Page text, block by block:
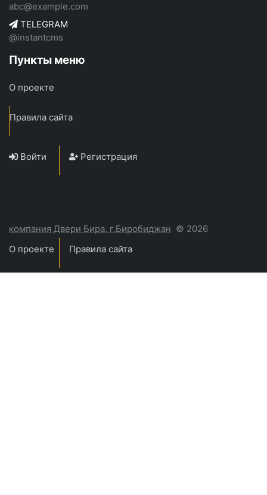
abc@example.com
TELEGRAM
@instantcms
Пункты меню
О проекте
Правила сайта
Войти Регистрация
компания Двери Бира. г.Биробиджан © 2026
О проекте
Правила сайта